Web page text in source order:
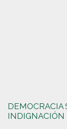
DEMOCRACIA
INDIGNACIÓN